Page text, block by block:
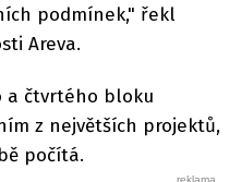
podmínek," řekl
Areva.
a čtvrtého bloku
z největších projektů,
počítá.